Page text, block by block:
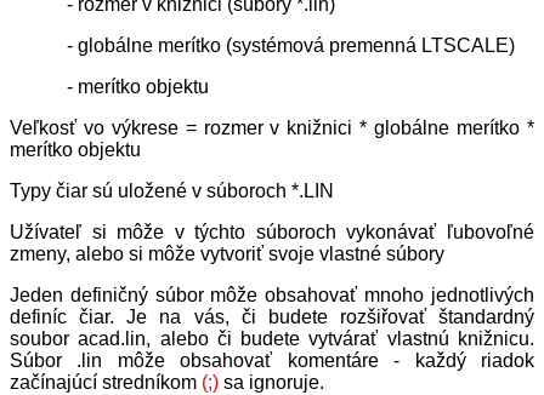
- rozmer v knižnici (súbory *.lin)
- globálne merítko (systémová premenná LTSCALE)
- merítko objektu
Veľkosť vo výkrese = rozmer v knižnici * globálne merítko *
merítko objektu
Typy čiar sú uložené v súboroch *.LIN
Užívateľ si môže v týchto súboroch vykonávať ľubovoľné
zmeny, alebo si môže vytvoriť svoje vlastné súbory
Jeden definičný súbor môže obsahovať mnoho jednotlivých
definíc čiar. Je na vás, či budete rozšiřovať štandardný
soubor acad.lin, alebo či budete vytvárať vlastnú knižnicu.
Súbor .lin môže obsahovať komentáre -
každý riadok
začínajúcí stredníkom (;) sa ignoruje.